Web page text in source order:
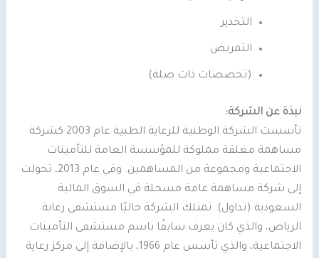
التخدير
التمريض
(تخصصات ذات صلة)
نبذة عن الشركة:
تأسست الشركة الوطنية للرعاية الطبية عام 2003 كشركة
مساهمة مغلقة مملوكة للمؤسسة العامة للتأمينات
الاجتماعية ومجموعة من المساهمين. وفي عام 2013، تحولت
إلى شركة مساهمة عامة مسجلة في السوق المالية
السعودية (تداول). تمتلك الشركة حاليًا مستشفى رعاية
الرياض، والذي كان يعرف سابقًا باسم مستشفى التأمينات
الاجتماعية، والذي تأسس عام 1966، بالإضافة إلى مركز رعاية